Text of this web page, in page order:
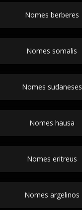
Nomes berberes
Nomes somalis
Nomes sudaneses
Nomes hausa
Nomes eritreus
Nomes argelinos